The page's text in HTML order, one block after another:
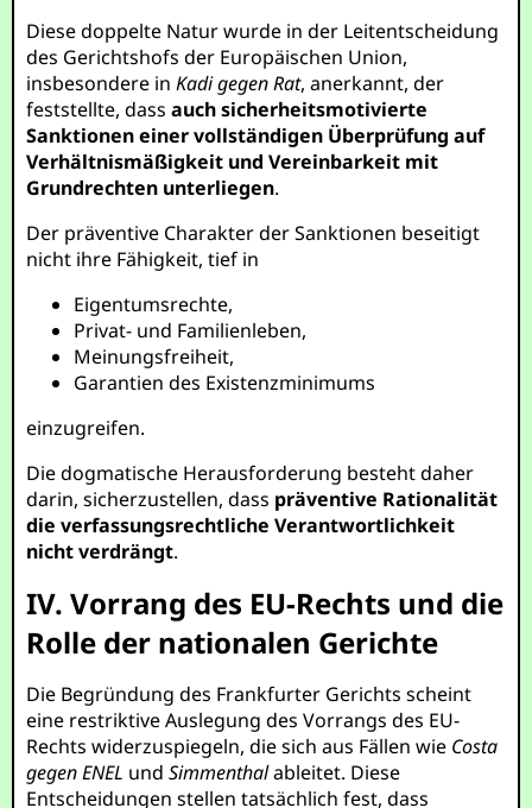
Diese doppelte Natur wurde in der Leitentscheidung
des Gerichtshofs der Europäischen Union,
insbesondere inKadi gegen Rat, anerkannt, der
feststellte, dassauch sicherheitsmotivierte
Sanktionen einer vollständigen Überprüfung auf
Verhältnismäßigkeit und Vereinbarkeit mit
Grundrechten unterliegen.
Der präventive Charakter der Sanktionen beseitigt
nicht ihre Fähigkeit, tief in
Eigentumsrechte,
Privat- und Familienleben,
Meinungsfreiheit,
Garantien des Existenzminimums
einzugreifen.
Die dogmatische Herausforderung besteht daher
darin, sicherzustellen, dass präventive Rationalität
die verfassungsrechtliche Verantwortlichkeit
nicht verdrängt.
IV. Vorrang des EU-Rechts und die
Rolle der nationalen Gerichte
Die Begründung des Frankfurter Gerichts scheint
eine restriktive Auslegung des Vorrangs des EU-
Rechts widerzuspiegeln, die sich aus Fällen wie Costa
gegen ENEL undSimmenthalableitet. Diese
Entscheidungen stellen tatsächlich fest, dass